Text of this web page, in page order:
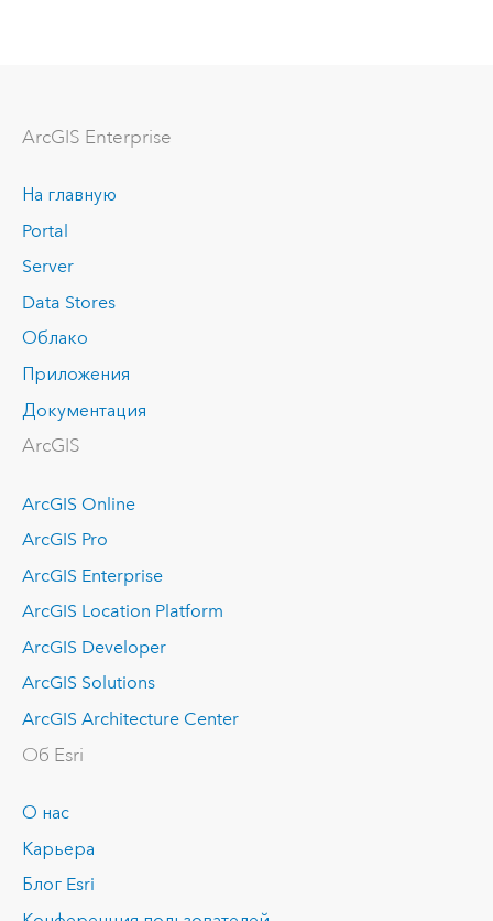
ArcGIS Enterprise
На главную
Portal
Server
Data Stores
Облако
Приложения
Документация
ArcGIS
ArcGIS Online
ArcGIS Pro
ArcGIS Enterprise
ArcGIS Location Platform
ArcGIS Developer
ArcGIS Solutions
ArcGIS Architecture Center
Об Esri
О нас
Карьера
Блог Esri